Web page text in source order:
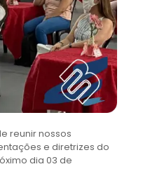
reunir nossos
e diretrizes do
dia 03 de